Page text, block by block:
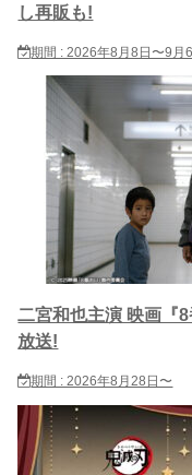
し再販も!
期間 : 2026年8月8日〜9月
二宮和也主演 映画『
放送!
期間 : 2026年8月28日〜